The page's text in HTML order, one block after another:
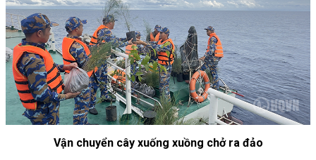
Vận chuyển cây xuống xuồng chở ra đảo